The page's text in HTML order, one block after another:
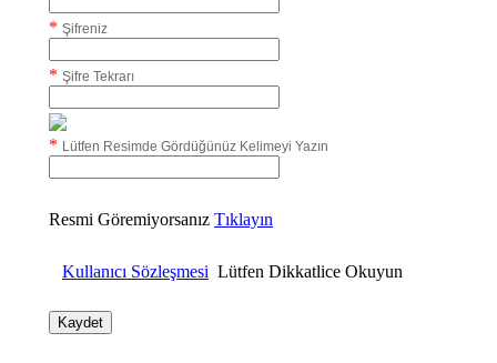
* Şifreniz
* Şifre Tekrarı
* Lütfen Resimde Gördüğünüz Kelimeyi Yazın
Resmi Göremiyorsanız Tıklayın
Kullanıcı Sözleşmesi Lütfen Dikkatlice Okuyun